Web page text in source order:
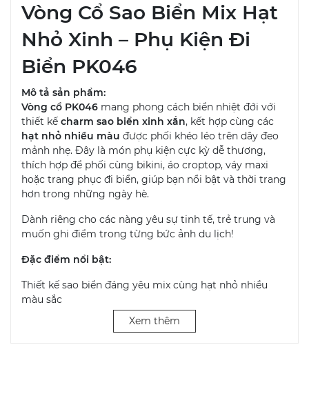
Vòng Cổ Sao Biển Mix Hạt
Nhỏ Xinh – Phụ Kiện Đi
Biển PK046
Mô tả sản phẩm:
Vòng cổ PK046 mang phong cách biển nhiệt đới với
thiết kế charm sao biển xinh xắn, kết hợp cùng các
hạt nhỏ nhiều màu được phối khéo léo trên dây đeo
mảnh nhẹ. Đây là món phụ kiện cực kỳ dễ thương,
thích hợp để phối cùng bikini, áo croptop, váy maxi
hoặc trang phục đi biển, giúp bạn nổi bật và thời trang
hơn trong những ngày hè.
Dành riêng cho các nàng yêu sự tinh tế, trẻ trung và
muốn ghi điểm trong từng bức ảnh du lịch!
Đặc điểm nổi bật:
Thiết kế sao biển đáng yêu mix cùng hạt nhỏ nhiều
màu sắc
Dây đeo nhẹ, thoải mái, không gây kích ứng
Xem thêm